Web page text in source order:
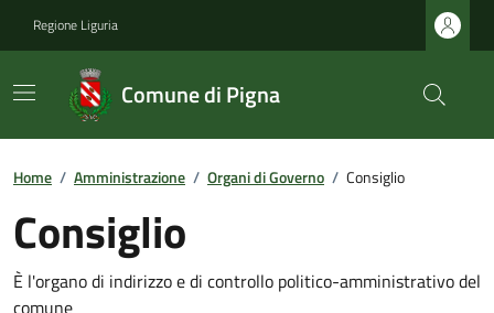
Regione Liguria
Comune di Pigna
Home / Amministrazione / Organi di Governo / Consiglio
Consiglio
È l'organo di indirizzo e di controllo politico-amministrativo del
comune